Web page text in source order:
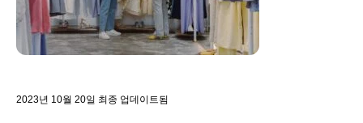
2023년 10월 20일 최종 업데이트됨